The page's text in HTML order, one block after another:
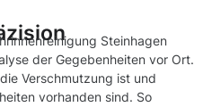
Steinhagen
der Gegebenheiten vor Ort.
Verschmutzung ist und
vorhanden sind. So